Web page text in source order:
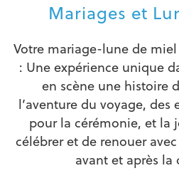
Mariages et
Votre mariage-lune de
: Une expérience unique
en scène une histoire
l’aventure du voyage,
pour la cérémonie, et la
célébrer et de renouer
avant et après la